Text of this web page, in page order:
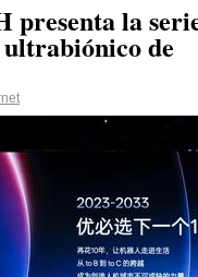
presenta la
de